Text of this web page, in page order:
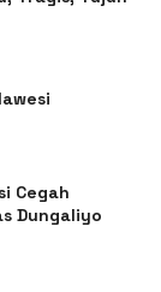
Cegah
Dungaliyo